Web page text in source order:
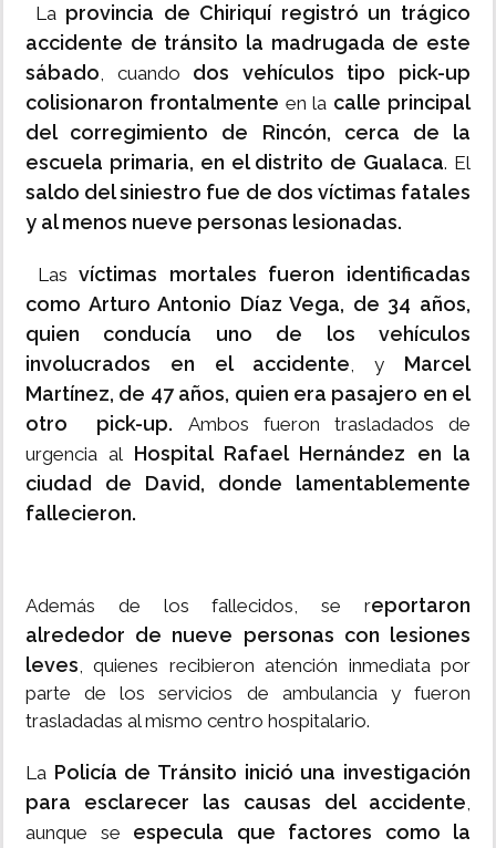
La provincia de Chiriquí registró un trágico
accidente de tránsito la madrugada de este
sábado, cuando dos vehículos tipo pick-up
colisionaron frontalmente en la calle principal
del corregimiento de Rincón, cerca de la
escuela primaria, en el distrito de Gualaca. El
saldo del siniestro fue de dos víctimas fatales
y al menos nueve personas lesionadas.
Lasvíctimas mortales fueron identificadas
como Arturo Antonio Díaz Vega, de 34 años,
quien conducía uno de los vehículos
involucrados en el accidente, y Marcel
Martínez, de 47 años, quien era pasajero en el
otro pick-up. Ambos fueron trasladados de
urgencia al Hospital Rafael Hernández en la
ciudad de David, donde lamentablemente
fallecieron.
Además de los fallecidos, se reportaron
alrededor de nueve personas con lesiones
leves, quienes recibieron atención inmediata por
parte de los servicios de ambulancia y fueron
trasladadas al mismo centro hospitalario.
La Policía de Tránsito inició una investigación
para esclarecer las causas del accidente,
aunque se especula que factores como la